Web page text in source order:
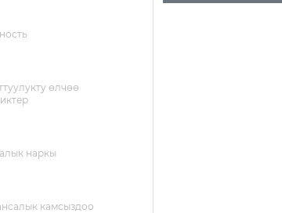
өлчөө
наркы
камсыздоо